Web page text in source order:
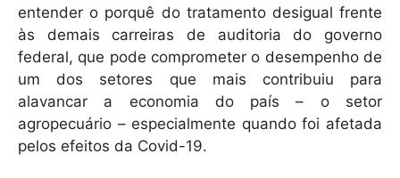
entender o porquê do tratamento desigual frente
às demais carreiras de auditoria do governo
federal, que pode comprometer o desempenho de
um dos setores que mais contribuiu para
alavancar a economia do país – o setor
agropecuário – especialmente quando foi afetada
pelos efeitos da Covid-19.